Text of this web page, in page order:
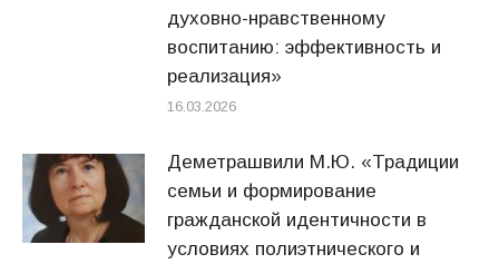
духовно-нравственному
воспитанию: эффективность и
реализация»
16.03.2026
Деметрашвили М.Ю. «Традиции
семьи и формирование
гражданской идентичности в
условиях полиэтнического и